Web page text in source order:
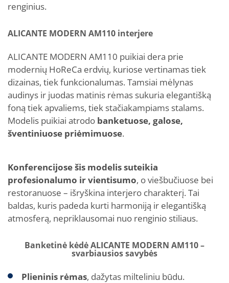
renginius.
ALICANTE MODERN AM110 interjere
ALICANTE MODERN AM110 puikiai dera prie
modernių HoReCa erdvių, kuriose vertinamas tiek
dizainas, tiek funkcionalumas. Tamsiai mėlynas
audinys ir juodas matinis rėmas sukuria elegantišką
foną tiek apvaliems, tiek stačiakampiams stalams.
Modelis puikiai atrodo banketuose, galose,
šventiniuose priėmimuose.
Konferencijose šis modelis suteikia
profesionalumo ir vientisumo, o viešbučiuose bei
restoranuose – išryškina interjero charakterį. Tai
baldas, kuris padeda kurti harmoniją ir elegantišką
atmosferą, nepriklausomai nuo renginio stiliaus.
Banketinė kėdė ALICANTE MODERN AM110 –
svarbiausios savybės
Plieninis rėmas, dažytas milteliniu būdu.